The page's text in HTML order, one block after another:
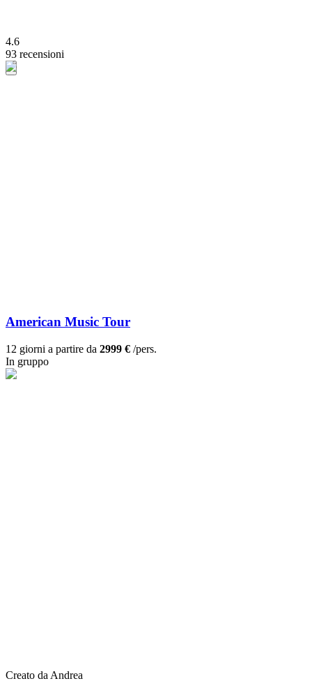
4.6
93 recensioni
American Music Tour
12 giorni a partire da 2999 € /pers.
In gruppo
Creato da Andrea